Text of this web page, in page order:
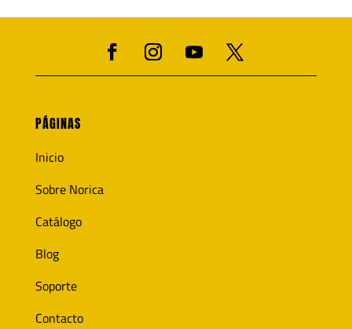
PÁGINAS
Inicio
Sobre Norica
Catálogo
Blog
Soporte
Contacto